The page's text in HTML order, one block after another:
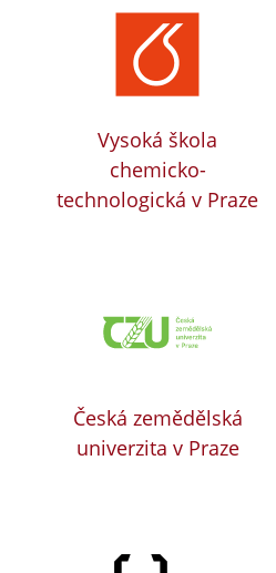
Vysoká škola
chemicko-
technologická v Praze
Česká zemědělská
univerzita v Praze